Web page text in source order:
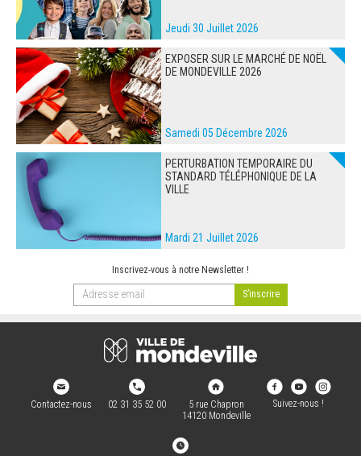
Jeudi 30 Juillet 2026
EXPOSER SUR LE MARCHÉ DE NOËL
DE MONDEVILLE 2026
Samedi 05 Décembre 2026
PERTURBATION TEMPORAIRE DU
STANDARD TÉLÉPHONIQUE DE LA
VILLE
Mardi 21 Juillet 2026
Inscrivez-vous à notre Newsletter !
Contactez-nous 02 31 35 52 00
5 rue Chapron
14120 Mondeville
Suivez-nous !